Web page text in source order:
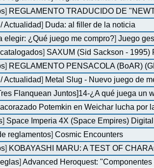
] REGLAMENTO TRADUCIDO DE
Actualidad] Duda: al filler de la noticia
elegir: ¿Qué juego me compro?]Juego
] SAXUM (Sid Sackson - 1995)
] REGLAMENTO PENSACOLA (BoAR)
Actualidad] Metal Slug - Nuevo juego de
Flanquean Juntos]14-¿A qué juega un
Potemkin en Weichar lucha por
] Space Imperia 4X (Space Empires) Digital
reglamentos]Cosmic Encounters
] KOBAYASHI MARU: A TEST OF
]Advanced Heroquest: